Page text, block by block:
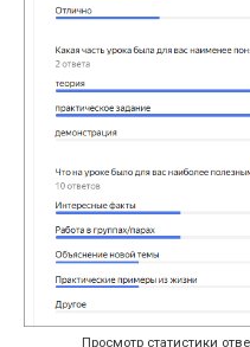
Просмотр статистики